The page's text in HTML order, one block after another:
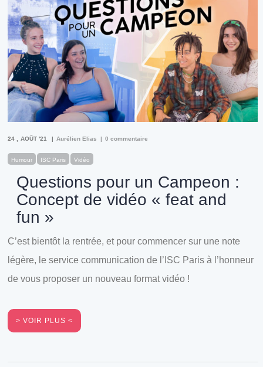
24 AOÛT '21 Aurélien Elias 0 commentaire
Humour ISC Paris Vidéo
Questions pour un Campeon :
Concept de vidéo « feat and
fun »
C’est bientôt la rentrée, et pour commencer sur une note
légère, le service communication de l’ISC Paris à l’honneur
de vous proposer un nouveau format vidéo !
VOIR PLUS